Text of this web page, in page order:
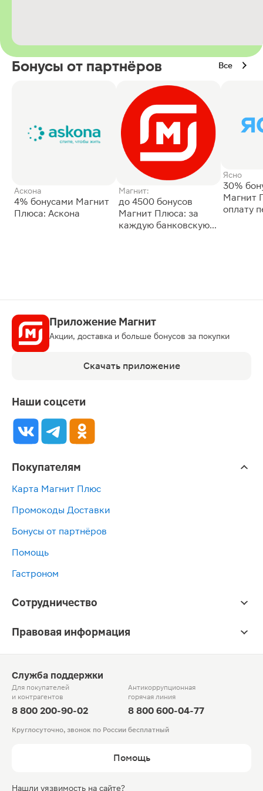
Бонусы от партнёров Все
Аскона
4% бонусами Магнит
Плюса: Аскона
Магнит:
до 4500 бонусов
Магнит Плюса: за
каждую банковскую
Ясно
30%
Магнит
оплату
Приложение Магнит
Акции, доставка и больше бонусов за покупки
Скачать приложение
Наши соцсети
Покупателям
Карта Магнит Плюс
Промокоды Доставки
Бонусы от партнёров
Помощь
Гастроном
Сотрудничество
Правовая информация
Служба поддержки
Для покупателей
и контрагентов
8 800 200-90-02
Антикоррупционная
горячая линия
8 800 600-04-77
Круглосуточно, звонок по России бесплатный
Помощь
Нашли уязвимость на сайте?